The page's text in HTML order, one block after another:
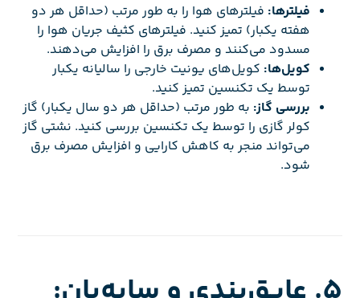
فیلترها: فیلترهای هوا را به طور مرتب (حداقل هر دو
هفته یکبار) تمیز کنید. فیلترهای کثیف جریان هوا را
مسدود می‌کنند و مصرف برق را افزایش می‌دهند.
کویل‌ها: کویل‌های یونیت خارجی را سالیانه یکبار
توسط یک تکنسین تمیز کنید.
بررسی گاز: به طور مرتب (حداقل هر دو سال یکبار) گاز
کولر گازی را توسط یک تکنسین بررسی کنید. نشتی گاز
می‌تواند منجر به کاهش کارایی و افزایش مصرف برق
شود.